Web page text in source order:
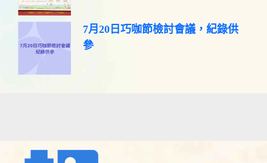
7月20日巧咖節檢討會議，紀錄供
參